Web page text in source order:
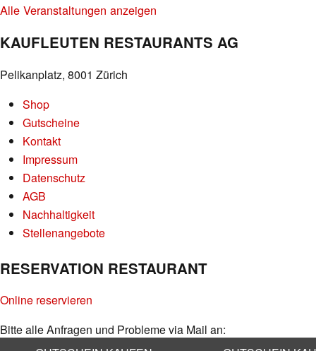
Alle Veranstaltungen anzeigen
KAUFLEUTEN RESTAURANTS AG
Pelikanplatz, 8001 Zürich
Shop
Gutscheine
Kontakt
Impressum
Datenschutz
AGB
Nachhaltigkeit
Stellenangebote
RESERVATION RESTAURANT
Online reservieren
Bitte alle Anfragen und Probleme via Mail an: